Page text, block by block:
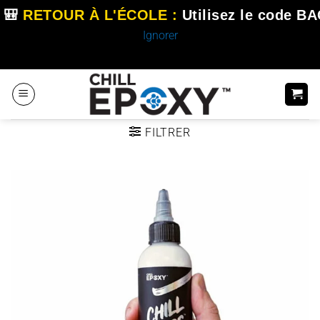
🎒 RETOUR À L'ÉCOLE : Utilisez le code
Ignorer
au
contenu
FILTRER